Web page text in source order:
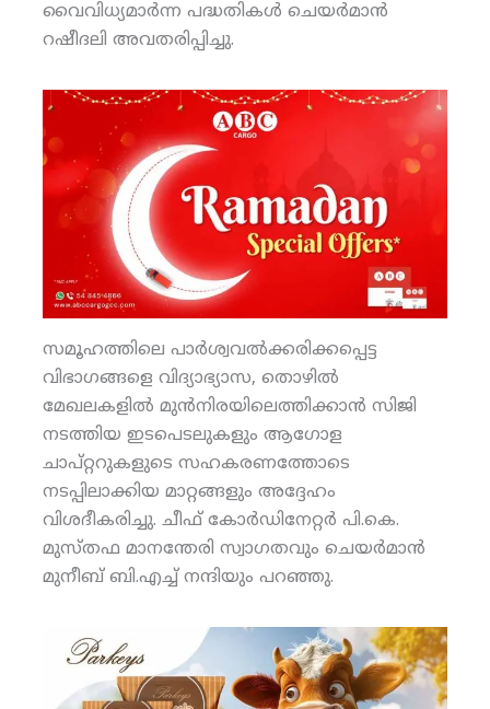
വൈവിധ്യമാര്‍ന്ന പദ്ധതികള്‍ ചെയര്‍മാന്‍
റഷീദലി അവതരിപ്പിച്ചു.
സമൂഹത്തിലെ പാര്‍ശ്വവല്‍ക്കരിക്കപ്പെട്ട
വിഭാഗങ്ങളെ വിദ്യാഭ്യാസ, തൊഴില്‍
മേഖലകളില്‍ മുന്‍നിരയിലെത്തിക്കാന്‍ സിജി
നടത്തിയ ഇടപെടലുകളും ആഗോള
ചാപ്റ്ററുകളുടെ സഹകരണത്തോടെ
നടപ്പിലാക്കിയ മാറ്റങ്ങളും അദ്ദേഹം
വിശദീകരിച്ചു. ചീഫ് കോര്‍ഡിനേറ്റര്‍ പി.കെ.
മുസ്തഫ മാനന്തേരി സ്വാഗതവും ചെയര്‍മാന്‍
മുനീബ് ബി.എച്ച് നന്ദിയും പറഞ്ഞു.